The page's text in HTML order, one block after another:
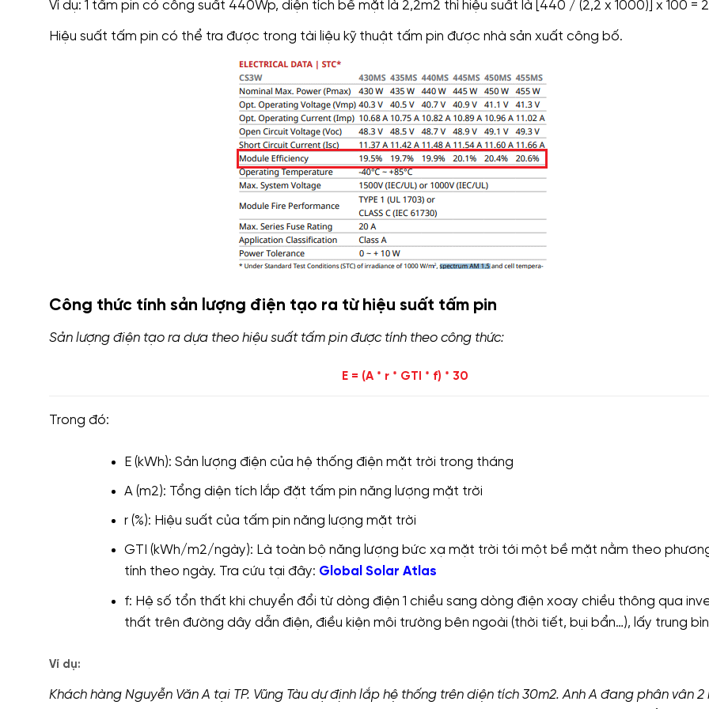
Ví dụ: 1 tấm pin có công suất 440Wp, diện tích bề mặt là 2,2m2 thì hiệu suất là [440 / (2,2 x 1000)] x 100 =
Hiệu suất tấm pin có thể tra được trong tài liệu kỹ thuật tấm pin được nhà sản xuất công bố.
Công thức tính sản lượng điện tạo ra từ hiệu suất tấm pin
Sản lượng điện tạo ra dựa theo hiệu suất tấm pin được tính theo công thức:
E = (A * r * GTI * f) * 30
Trong đó:
E (kWh): Sản lượng điện của hệ thống điện mặt trời trong tháng
A (m2): Tổng diện tích lắp đặt tấm pin năng lượng mặt trời
r (%): Hiệu suất của tấm pin năng lượng mặt trời
GTI (kWh/m2/ngày): Là toàn bộ năng lượng bức xạ mặt trời tới một bề mặt nằm theo
tính theo ngày. Tra cứu tại đây: Global Solar Atlas
f: Hệ số tổn thất khi chuyển đổi từ dòng điện 1 chiều sang dòng điện xoay chiều thông qua
thất trên đường dây dẫn điện, điều kiện môi trường bên ngoài (thời tiết, bụi bẩn…), lấy trung
Ví dụ:
Khách hàng Nguyễn Văn A tại TP. Vũng Tàu dự định lắp hệ thống trên diện tích 30m2. Anh A đang phân vân 2